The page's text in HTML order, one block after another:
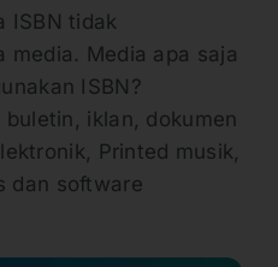
ISBN tidak
media. Media apa saja
ISBN?
iklan, dokumen
Printed musik,
dan software